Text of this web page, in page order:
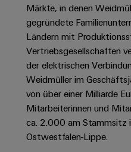
Energiespeicher
Lösungen
und
Produkte
Energiespeichersysteme
(ESS)
Energieübertragung
und
-
5G
Single
Pair
Ethernet
Schaltschrank-
und
Feldebene
Patchkabel
und
Kabel
SPS
&
Migrationslösungen
easyConnect
-
Ihre
Industrial
Service
Platform
Connectivity
Consulting
Vertrieb
Großhandelssuche
News
Messen
Newsletter
Weidmüller
Academy
People
&
Culture
Compliance
Weidmüller
Welt
Abschlussarbeiten
Neuanfang
für
Studienabbrecher
Offene
Stellen
für
Märkte, in denen
gegründete
Ländern mit
Vertriebsgesellschaften
der elektrischen
Weidmüller im
von über einer Milliarde
Mitarbeiterinnen und
ca. 2.000 am Stammsitz
Ostwestfalen-Lippe.